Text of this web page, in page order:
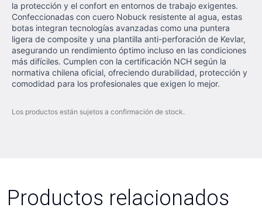
la protección y el confort en entornos de trabajo exigentes.
Confeccionadas con cuero Nobuck resistente al agua, estas
botas integran tecnologías avanzadas como una puntera
ligera de composite y una plantilla anti-perforación de Kevlar,
asegurando un rendimiento óptimo incluso en las condiciones
más difíciles. Cumplen con la certificación NCH según la
normativa chilena oficial, ofreciendo durabilidad, protección y
comodidad para los profesionales que exigen lo mejor.
Los productos están sujetos a confirmación de stock.
Productos relacionados